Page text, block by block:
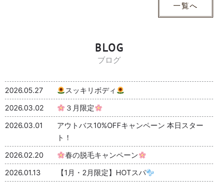
一覧へ
BLOG
ブログ
2026.05.27
スッキリボディ
2026.03.02
３月限定
2026.03.01
アウトバス10%OFFキャンペーン 本日スター
ト！
2026.02.20
春の脱毛キャンペーン
2026.01.13
【1月・2月限定】HOTスパ